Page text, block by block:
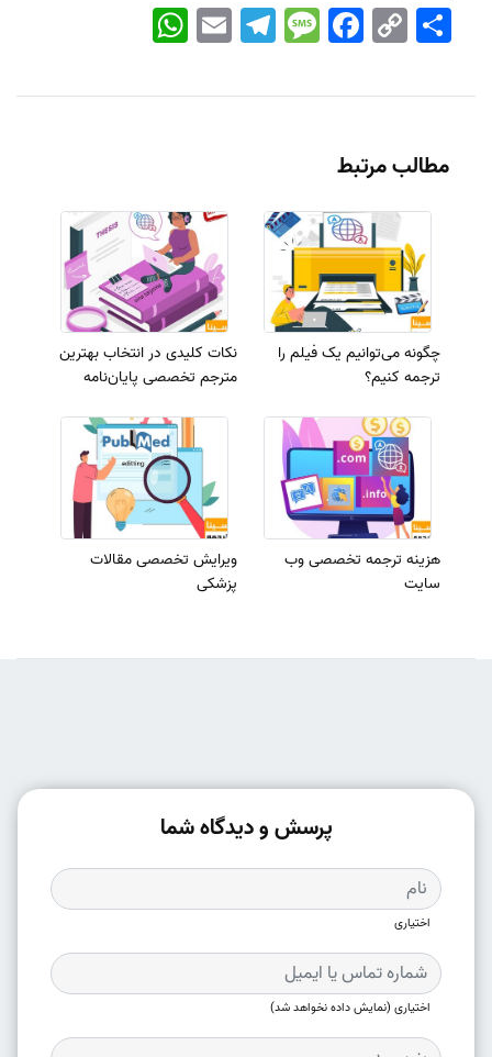
WhatsApp EmailTelegramMessageFacebook Copy
Link
اشتراک
مطالب مرتبط
چگونه می‌توانیم یک فیلم را
ترجمه کنیم؟
نکات کلیدی در انتخاب بهترین
مترجم تخصصی پایان‌نامه
هزینه‌ ترجمه تخصصی وب
سایت
ویرایش تخصصی مقالات
پزشکی
پرسش و دیدگاه شما
اختیاری
اختیاری (نمایش داده نخواهد شد)